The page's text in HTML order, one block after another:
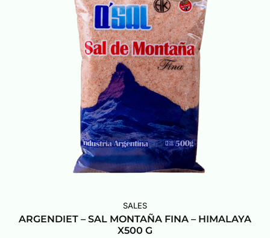
SALES
ARGENDIET – SAL MONTAÑA FINA – HIMALAYA
X500 G